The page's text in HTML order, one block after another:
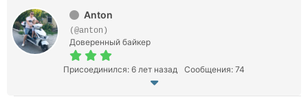
Anton
(@anton)
Доверенный байкер
Присоединился: 6 лет назад Сообщения: 74